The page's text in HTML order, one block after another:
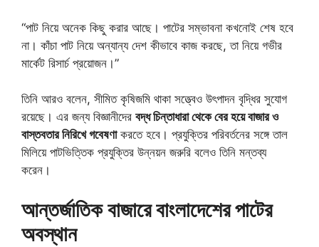
“পাট নিয়ে অনেক কিছু করার আছে। পাটের সম্ভাবনা কখনোই শেষ হবে
না। কাঁচা পাট নিয়ে অন্যান্য দেশ কীভাবে কাজ করছে, তা নিয়ে গভীর
মার্কেট রিসার্চ প্রয়োজন।”
তিনি আরও বলেন, সীমিত কৃষিজমি থাকা সত্ত্বেও উৎপাদন বৃদ্ধির সুযোগ
রয়েছে। এর জন্য বিজ্ঞানীদের বদ্ধ চিন্তাধারা থেকে বের হয়ে বাজার ও
বাস্তবতার নিরিখে গবেষণাকরতে হবে। প্রযুক্তির পরিবর্তনের সঙ্গে তাল
মিলিয়ে পাটভিত্তিক প্রযুক্তির উন্নয়ন জরুরি বলেও তিনি মন্তব্য
করেন।
আন্তর্জাতিক বাজারে বাংলাদেশের পাটের
অবস্থান